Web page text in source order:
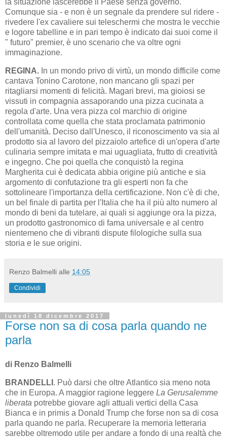
la situazione lascerebbe il Paese senza governo.
Comunque sia - e non è un segnale da prendere sul ridere -
rivedere l'ex cavaliere sui teleschermi che mostra le vecchie
e logore tabelline e in pari tempo è indicato dai suoi come il
" futuro" premier, è uno scenario che va oltre ogni
immaginazione.
REGINA. In un mondo privo di virtù, un mondo difficile come
cantava Tonino Carotone, non mancano gli spazi per
ritagliarsi momenti di felicità. Magari brevi, ma gioiosi se
vissuti in compagnia assaporando una pizza cucinata a
regola d'arte. Una vera pizza col marchio di origine
controllata come quella che stata proclamata patrimonio
dell'umanità. Deciso dall'Unesco, il riconoscimento va sia al
prodotto sia al lavoro del pizzaiolo artefice di un'opera d'arte
culinaria sempre imitata e mai uguagliata, frutto di creatività
e ingegno. Che poi quella che conquistò la regina
Margherita cui è dedicata abbia origine più antiche e sia
argomento di confutazione tra gli esperti non fa che
sottolineare l'importanza della certificazione. Non c'è di che,
un bel finale di partita per l'Italia che ha il più alto numero al
mondo di beni da tutelare, ai quali si aggiunge ora la pizza,
un prodotto gastronomico di fama universale e al centro
nientemeno che di vibranti dispute filologiche sulla sua
storia e le sue origini.
Renzo Balmelli alle 14:05
Condividi
lunedì 18 dicembre 2017
Forse non sa di cosa parla quando ne
parla
di Renzo Balmelli
BRANDELLI . Può darsi che oltre Atlantico sia meno nota
che in Eu­ro­pa. A maggior ragione leggere La Gerusalemme
liberata potrebbe gio­vare agli attuali vertici della Casa
Bianca e in primis a Donald Trump che forse non sa di cosa
parla quando ne parla. Recuperare la me­moria letteraria
sarebbe oltremodo utile per andare a fondo di una re­altà che